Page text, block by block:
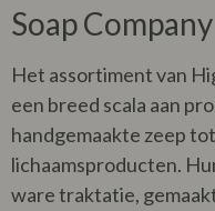
Soap Company
Het assortiment van
een breed scala aan
handgemaakte zeep
lichaamsproducten.
ware traktatie,